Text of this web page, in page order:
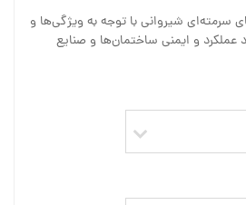
سرمته‌ای شیروانی با توجه به ویژگی‌ها و
عملکرد و ایمنی ساختمان‌ها و صنایع